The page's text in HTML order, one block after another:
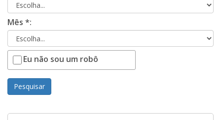
Mês *:
Eu não sou um robô
Pesquisar